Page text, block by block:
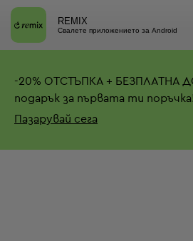
REMIX
Свалете приложението за Android
-20% ОТСТЪПКА + БЕЗПЛАТНА
подарък за първата ти
Пазарувай сега